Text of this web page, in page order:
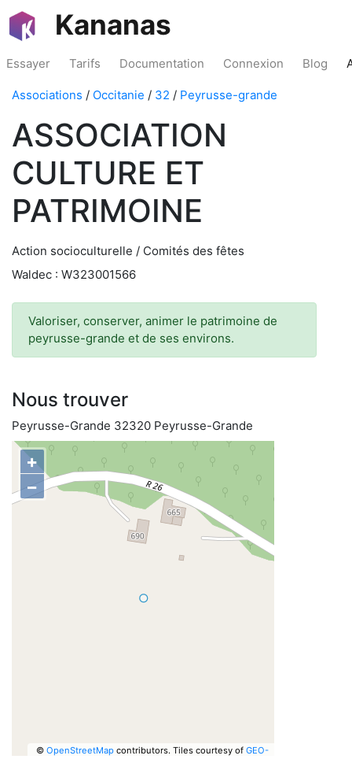
Kananas
Essayer Tarifs Documentation Connexion Blog
Associations / Occitanie / 32 / Peyrusse-grande
ASSOCIATION
CULTURE ET
PATRIMOINE
Action socioculturelle / Comités des fêtes
Waldec : W323001566
Valoriser, conserver, animer le patrimoine de
peyrusse-grande et de ses environs.
Nous trouver
Peyrusse-Grande 32320 Peyrusse-Grande
+
−
© OpenStreetMapcontributors. Tiles courtesy of GEO-